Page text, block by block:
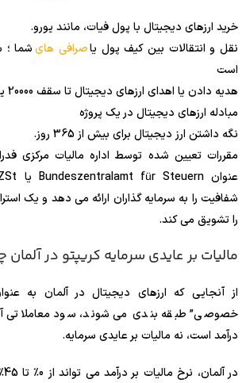
خرید ارزهای دیجیتال با پول فیات، مانند یورو.
نقل و انتقالات بین کیف پول یاصرافی هایشما ؛
است
هدیه دادن یا اهدای ارزهای دیجیتال تا سقف 20000 یورو در سال.
مبادله ارزهای دیجیتال در یک پروژه
نگه داشتن ارز دیجیتال برای بیش از 365 روز.
مقررات تعیین شده توسط اداره مالیات مرکزی
شفافیت را به سرمایه گذاران ارائه می دهد و یک
را تشویق می کند.
مالیات بر عایدی سرمایه کریپتو در
از آنجایی که ارزهای دیجیتال در آلمان به
خصوصی” طبقه بندی می شوند، سود معاملاتی
درآمد است، نه مالیات بر عایدی سرمایه.
در آلمان، نرخ مالیات بر درآمد می تواند از 0٪ تا 45٪،